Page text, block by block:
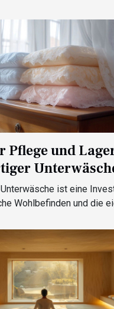
Pflege und
ist eine
Wohlbefinden und die